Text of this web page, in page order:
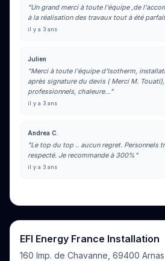
"Un grand merci à toute l'équipe ,de
à la réalisation des travaux tout à été
il y a 3 ans
Julien
"Merci à toute l'équipe d'Isotherm,
après signature du devis ( Merci M.
professionnels, chaleure…"
il y a 3 ans
Andrea C.
"Le top du top .. aucun regret. Personnels
respecté. Je recommande à 300%"
il y a 3 ans
EFI Energy France Installation
160 Imp. de Chavanne, 69400 Arnas